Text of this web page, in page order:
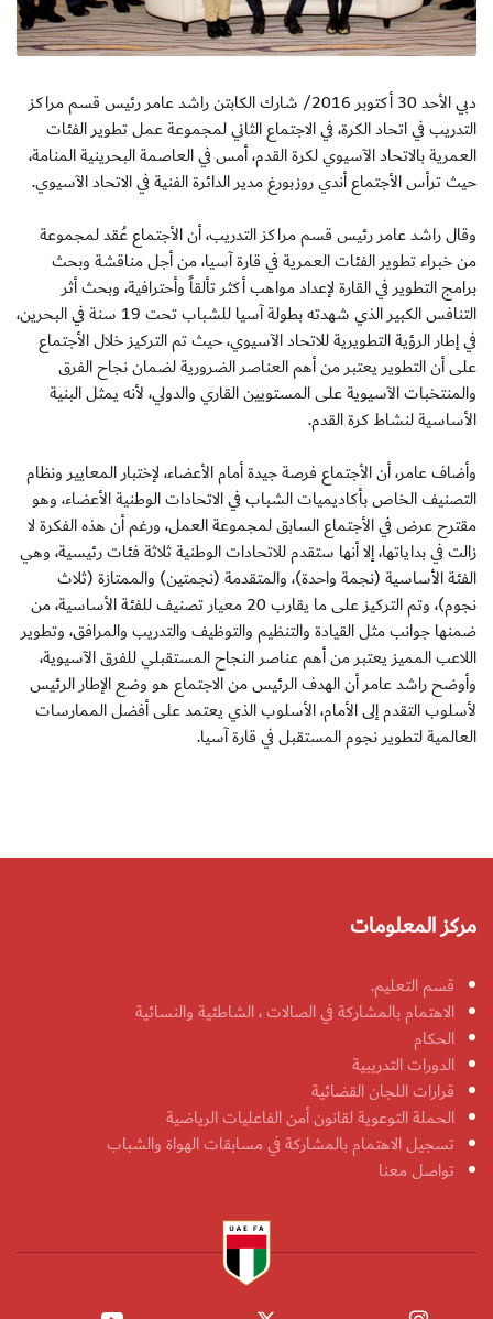
دبي الأحد 30 أكتوبر 2016/ شارك الكابتن راشد عامر رئيس قسم مراكز
التدريب في اتحاد الكرة، في الاجتماع الثاني لمجموعة عمل تطوير الفئات
العمرية بالاتحاد الآسيوي لكرة القدم، أمس في العاصمة البحرينية المنامة،
حيث ترأس الأجتماع أندي روزبورغ مدير الدائرة الفنية في الاتحاد الآسيوي.
وقال راشد عامر رئيس قسم مراكز التدريب، أن الأجتماع عُقد لمجموعة
من خبراء تطوير الفئات العمرية في قارة آسيا، من أجل مناقشة وبحث
برامج التطوير في القارة لإعداد مواهب أكثر تألقاً وأحترافية، وبحث أثر
التنافس الكبير الذي شهدته بطولة آسيا للشباب تحت 19 سنة في البحرين،
في إطار الرؤية التطويرية للاتحاد الآسيوي، حيث تم التركيز خلال الأجتماع
على أن التطوير يعتبر من أهم العناصر الضرورية لضمان نجاح الفرق
والمنتخبات الآسيوية على المستويين القاري والدولي، لأنه يمثل البنية
الأساسية لنشاط كرة القدم.
وأضاف عامر، أن الأجتماع فرصة جيدة أمام الأعضاء، لإختبار المعايير ونظام
التصنيف الخاص بأكاديميات الشباب في الاتحادات الوطنية الأعضاء، وهو
مقترح عرض في الأجتماع السابق لمجموعة العمل، ورغم أن هذه الفكرة لا
زالت في بداياتها، إلا أنها ستقدم للاتحادات الوطنية ثلاثة فئات رئيسية، وهي
الفئة الأساسية (نجمة واحدة)، والمتقدمة (نجمتين) والممتازة (ثلاث
نجوم)، وتم التركيز على ما يقارب 20 معيار تصنيف للفئة الأساسية، من
ضمنها جوانب مثل القيادة والتنظيم والتوظيف والتدريب والمرافق، وتطوير
اللاعب المميز يعتبر من أهم عناصر النجاح المستقبلي للفرق الآسيوية،
وأوضح راشد عامر أن الهدف الرئيس من الاجتماع هو وضع الإطار الرئيس
لأسلوب التقدم إلى الأمام، الأسلوب الذي يعتمد على أفضل الممارسات
العالمية لتطوير نجوم المستقبل في قارة آسيا.
مركز المعلومات
قسم التعليم.
الاهتمام بالمشاركة في الصالات ، الشاطئية والنسائية
الحكام
الدورات التدريبية
قرارات اللجان القضائية
الحملة التوعوية لقانون أمن الفاعليات الرياضية
تسجيل الاهتمام بالمشاركة في مسابقات الهواة والشباب
تواصل معنا